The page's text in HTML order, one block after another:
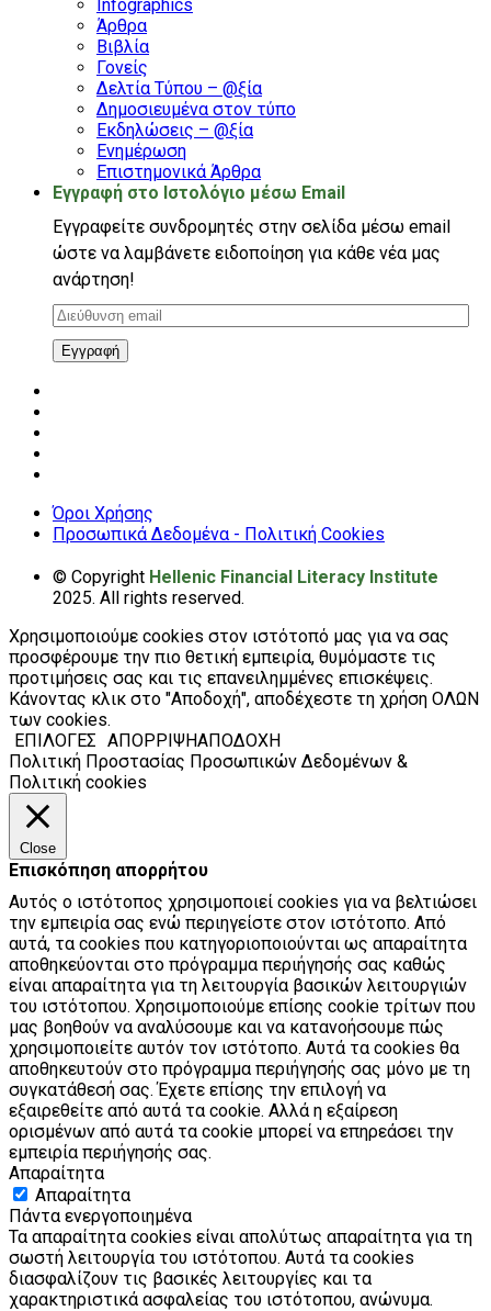
Infographics
Άρθρα
Βιβλία
Γονείς
Δελτία Τύπου – @ξία
Δημοσιευμένα στον τύπο
Εκδηλώσεις – @ξία
Ενημέρωση
Επιστημονικά Άρθρα
Εγγραφή στο Ιστολόγιο μέσω Email
Εγγραφείτε συνδρομητές στην σελίδα μέσω email
ώστε να λαμβάνετε ειδοποίηση για κάθε νέα μας
ανάρτηση!
Διεύθυνση
email
Εγγραφή
Όροι Χρήσης
Προσωπικά Δεδομένα - Πολιτική Cookies
© Copyright Hellenic Financial Literacy Institute
2025. All rights reserved.
Χρησιμοποιούμε cookies στον ιστότοπό μας για να σας
προσφέρουμε την πιο θετική εμπειρία, θυμόμαστε τις
προτιμήσεις σας και τις επανειλημμένες επισκέψεις.
Κάνοντας κλικ στο "Αποδοχή", αποδέχεστε τη χρήση ΟΛΩΝ
των cookies.
ΕΠΙΛΟΓΕΣ ΑΠΟΡΡΙΨΗΑΠΟΔΟΧΗ
Πολιτική Προστασίας Προσωπικών Δεδομένων &
Πολιτική cookies
Close
Επισκόπηση απορρήτου
Αυτός ο ιστότοπος χρησιμοποιεί cookies για να βελτιώσει
την εμπειρία σας ενώ περιηγείστε στον ιστότοπο. Από
αυτά, τα cookies που κατηγοριοποιούνται ως απαραίτητα
αποθηκεύονται στο πρόγραμμα περιήγησής σας καθώς
είναι απαραίτητα για τη λειτουργία βασικών λειτουργιών
του ιστότοπου. Χρησιμοποιούμε επίσης cookie τρίτων που
μας βοηθούν να αναλύσουμε και να κατανοήσουμε πώς
χρησιμοποιείτε αυτόν τον ιστότοπο. Αυτά τα cookies θα
αποθηκευτούν στο πρόγραμμα περιήγησής σας μόνο με τη
συγκατάθεσή σας. Έχετε επίσης την επιλογή να
εξαιρεθείτε από αυτά τα cookie. Αλλά η εξαίρεση
ορισμένων από αυτά τα cookie μπορεί να επηρεάσει την
εμπειρία περιήγησής σας.
Απαραίτητα
Απαραίτητα
Πάντα ενεργοποιημένα
Τα απαραίτητα cookies είναι απολύτως απαραίτητα για τη
σωστή λειτουργία του ιστότοπου. Αυτά τα cookies
διασφαλίζουν τις βασικές λειτουργίες και τα
χαρακτηριστικά ασφαλείας του ιστότοπου, ανώνυμα.